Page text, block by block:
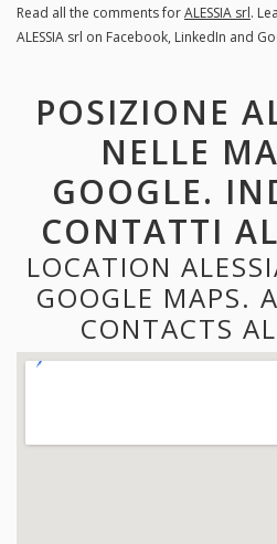
Read all the comments forALESSIA srl.
ALESSIA srl on Facebook, LinkedIn and
POSIZIONE
NELLE
GOOGLE.
CONTATTI
LOCATION
GOOGLE MAPS.
CONTACTS